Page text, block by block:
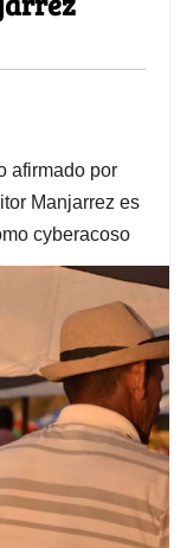
afirmado por
Manjarrez es
cyberacoso